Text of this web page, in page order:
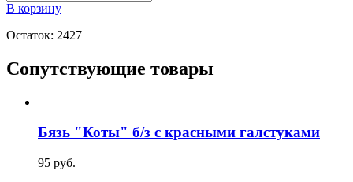
В корзину
Остаток: 2427
Сопутствующие товары
Бязь "Коты" б/з с красными галстуками
95 руб.